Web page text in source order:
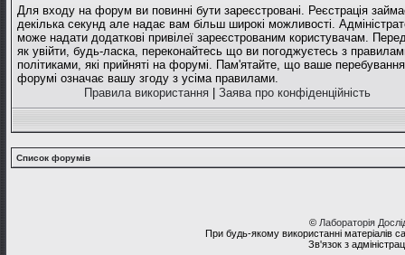
Для входу на форум ви повинні бути зареєстровані. Реєстрація
декілька секунд але надає вам більш широкі можливості.
може надати додаткові привілеї зареєстрованим користувачам.
як увійти, будь-ласка, переконайтесь що ви погоджуєтесь з
політиками, які прийняті на форумі. Пам'ятайте, що ваше
форумі означає вашу згоду з усіма правилами.
Правила використання
Заява про конфіденційність
Список форумів
© Лабораторія
При будь-якому використанні матеріалів
Зв'язок з